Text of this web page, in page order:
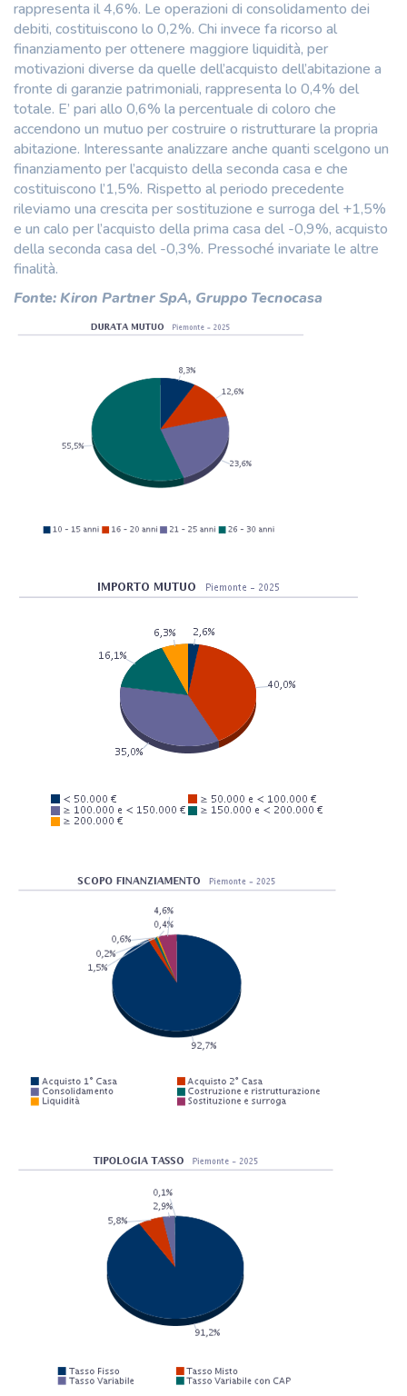
rappresenta il 4,6%. Le operazioni di consolidamento dei
debiti, costituiscono lo 0,2%. Chi invece fa ricorso al
finanziamento per ottenere maggiore liquidità, per
motivazioni diverse da quelle dell’acquisto dell’abitazione a
fronte di garanzie patrimoniali, rappresenta lo 0,4% del
totale. E’ pari allo 0,6% la percentuale di coloro che
accendono un mutuo per costruire o ristrutturare la propria
abitazione. Interessante analizzare anche quanti scelgono un
finanziamento per l’acquisto della seconda casa e che
costituiscono l’1,5%. Rispetto al periodo precedente
rileviamo una crescita per sostituzione e surroga del +1,5%
e un calo per l’acquisto della prima casa del -0,9%, acquisto
della seconda casa del -0,3%. Pressoché invariate le altre
finalità.
Fonte: Kiron Partner SpA, Gruppo Tecnocasa